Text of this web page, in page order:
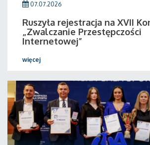
07.07.2026
Ruszyła rejestracja na XVII
„Zwalczanie Przestępczości
Internetowej”
więcej